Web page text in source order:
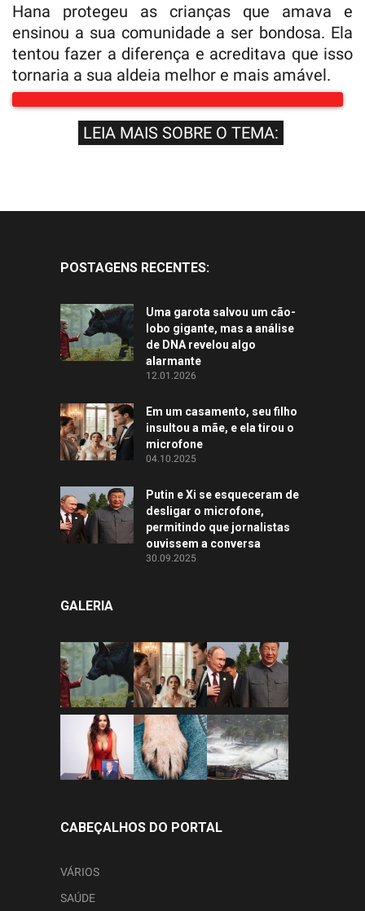
Hana protegeu as crianças que amava e
ensinou a sua comunidade a ser bondosa. Ela
tentou fazer a diferença e acreditava que isso
tornaria a sua aldeia melhor e mais amável.
LEIA MAIS SOBRE O TEMA:
POSTAGENS RECENTES:
Uma garota salvou um cão-
lobo gigante, mas a análise
de DNA revelou algo
alarmante
12.01.2026
Em um casamento, seu filho
insultou a mãe, e ela tirou o
microfone
04.10.2025
Putin e Xi se esqueceram de
desligar o microfone,
permitindo que jornalistas
ouvissem a conversa
30.09.2025
GALERIA
CABEÇALHOS DO PORTAL
VÁRIOS
SAÚDE